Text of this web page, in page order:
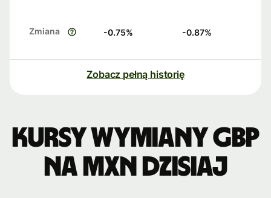
Zmiana -0.75% -0.87%
Zobacz pełną historię
Kursy wymiany GBP
na MXN dzisiaj